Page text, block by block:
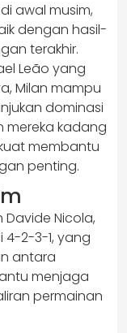
awal musim,
dengan hasil-
terakhir.
Leão yang
Milan mampu
dominasi
mereka kadang
membantu
penting.
Nicola,
2-3-1, yang
antara
menjaga
permainan